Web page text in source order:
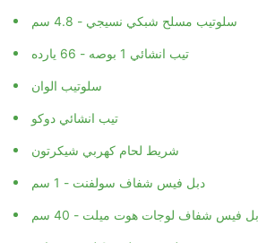
سلوتيب مسلح شبكي نسيجي - 4.8 سم
تيب انشائي 1 بوصه - 66 يارده
سلوتيب الوان
تيب انشائي دوكو
شريط لحام كهربي شيكرتون
دبل فيس شفاف سولفنت - 1 سم
دبل فيس شفاف لوجات هوت ميلت - 40 سم
سلوتيب مطبوع 2 لون - شفاف